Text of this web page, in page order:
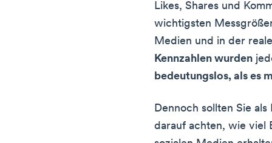
Likes, Shares und
wichtigsten
Medien und in der
Kennzahlen wurden
bedeutungslos, als es
Dennoch sollten Sie
darauf achten, wie viel